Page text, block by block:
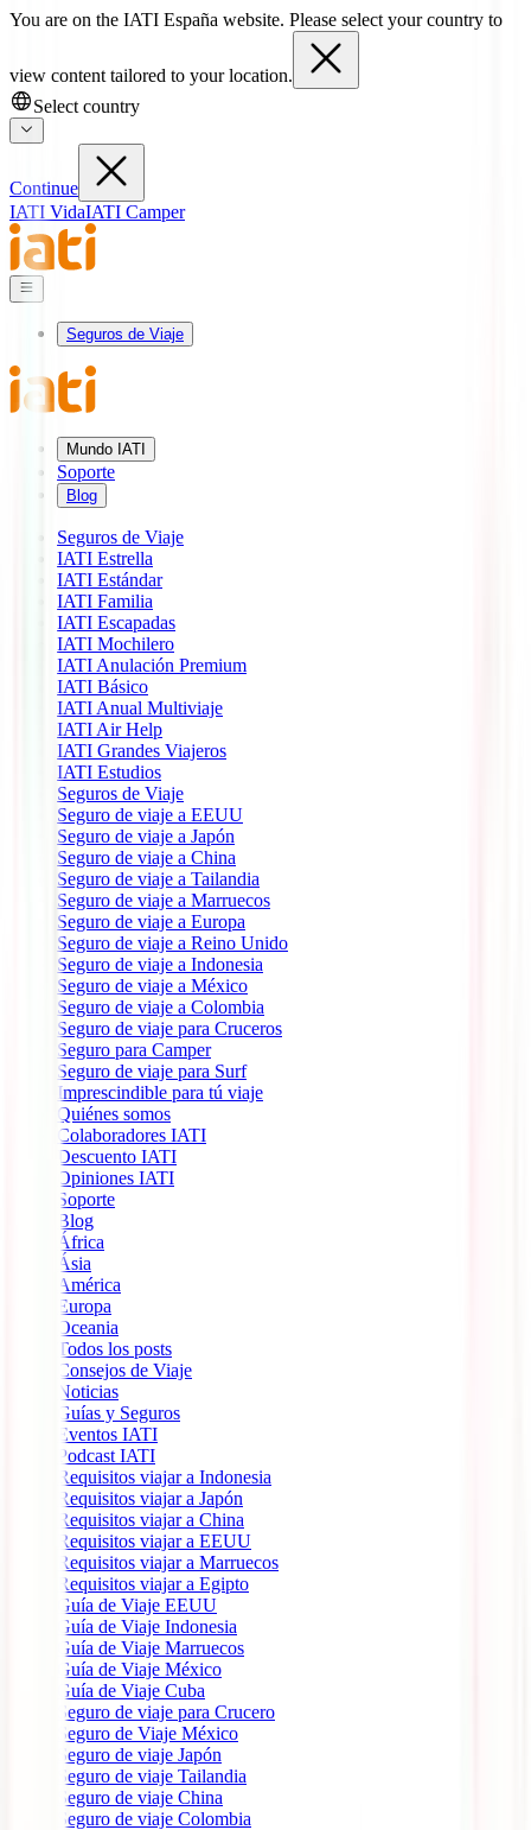
You are on the IATI España website. Please select your country to
view content tailored to your location.
Select country
Continue
IATI VidaIATI Camper
Seguros de Viaje
Mundo IATI
Soporte
Blog
Seguros de Viaje
IATI Estrella
IATI Estándar
IATI Familia
IATI Escapadas
IATI Mochilero
IATI Anulación Premium
IATI Básico
IATI Anual Multiviaje
IATI Air Help
IATI Grandes Viajeros
IATI Estudios
Seguros de Viaje
Seguro de viaje a EEUU
Seguro de viaje a Japón
Seguro de viaje a China
Seguro de viaje a Tailandia
Seguro de viaje a Marruecos
Seguro de viaje a Europa
Seguro de viaje a Reino Unido
Seguro de viaje a Indonesia
Seguro de viaje a México
Seguro de viaje a Colombia
Seguro de viaje para Cruceros
Seguro para Camper
Seguro de viaje para Surf
Imprescindible para tú viaje
Quiénes somos
Colaboradores IATI
Descuento IATI
Opiniones IATI
Soporte
Blog
África
Ásia
América
Europa
Oceania
Todos los posts
Consejos de Viaje
Noticias
Guías y Seguros
Eventos IATI
Podcast IATI
Requisitos viajar a Indonesia
Requisitos viajar a Japón
Requisitos viajar a China
Requisitos viajar a EEUU
Requisitos viajar a Marruecos
Requisitos viajar a Egipto
Guía de Viaje EEUU
Guía de Viaje Indonesia
Guía de Viaje Marruecos
Guía de Viaje México
Guía de Viaje Cuba
Seguro de viaje para Crucero
Seguro de Viaje México
Seguro de viaje Japón
Seguro de viaje Tailandia
Seguro de viaje China
Seguro de viaje Colombia